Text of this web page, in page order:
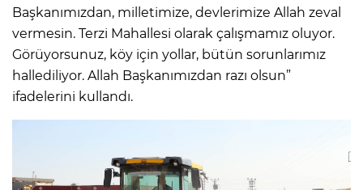
Başkanımızdan, milletimize, devlerimize Allah zeval
vermesin. Terzi Mahallesi olarak çalışmamız oluyor.
Görüyorsunuz, köy için yollar, bütün sorunlarımız
hallediliyor. Allah Başkanımızdan razı olsun”
ifadelerini kullandı.